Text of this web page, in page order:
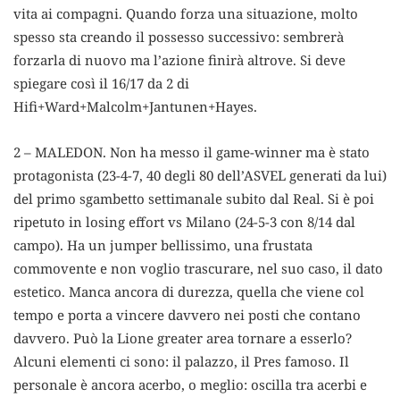
vita ai compagni. Quando forza una situazione, molto
spesso sta creando il possesso successivo: sembrerà
forzarla di nuovo ma l’azione finirà altrove. Si deve
spiegare così il 16/17 da 2 di
Hifi+Ward+Malcolm+Jantunen+Hayes.
2 – MALEDON. Non ha messo il game-winner ma è stato
protagonista (23-4-7, 40 degli 80 dell’ASVEL generati da lui)
del primo sgambetto settimanale subito dal Real. Si è poi
ripetuto in losing effort vs Milano (24-5-3 con 8/14 dal
campo). Ha un jumper bellissimo, una frustata
commovente e non voglio trascurare, nel suo caso, il dato
estetico. Manca ancora di durezza, quella che viene col
tempo e porta a vincere davvero nei posti che contano
davvero. Può la Lione greater area tornare a esserlo?
Alcuni elementi ci sono: il palazzo, il Pres famoso. Il
personale è ancora acerbo, o meglio: oscilla tra acerbi e